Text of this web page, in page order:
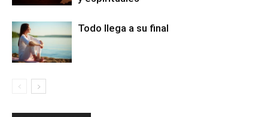
Todo llega a su final